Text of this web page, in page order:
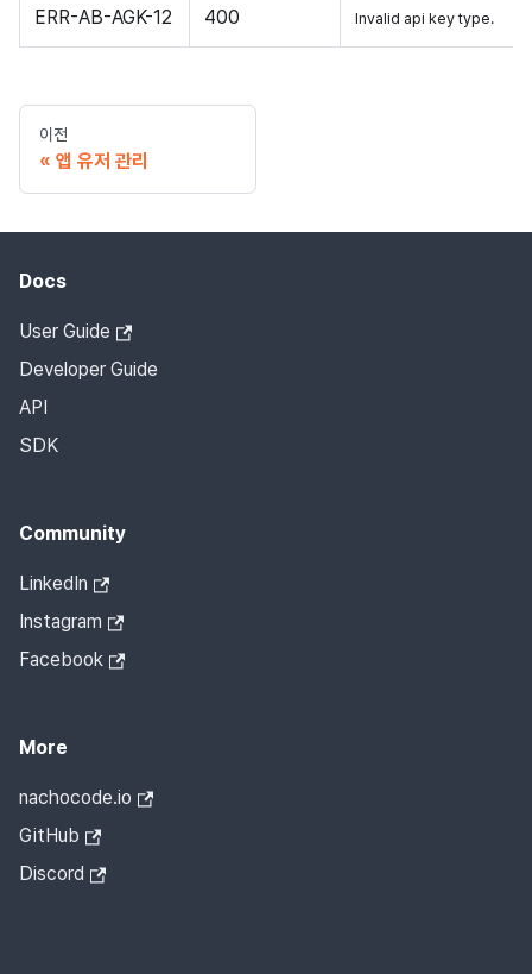
ERR-AB-AGK-12 400 Invalid api key type.
이전
앱 유저 관리
Docs
User Guide
Developer Guide
API
SDK
Community
LinkedIn
Instagram
Facebook
More
nachocode.io
GitHub
Discord